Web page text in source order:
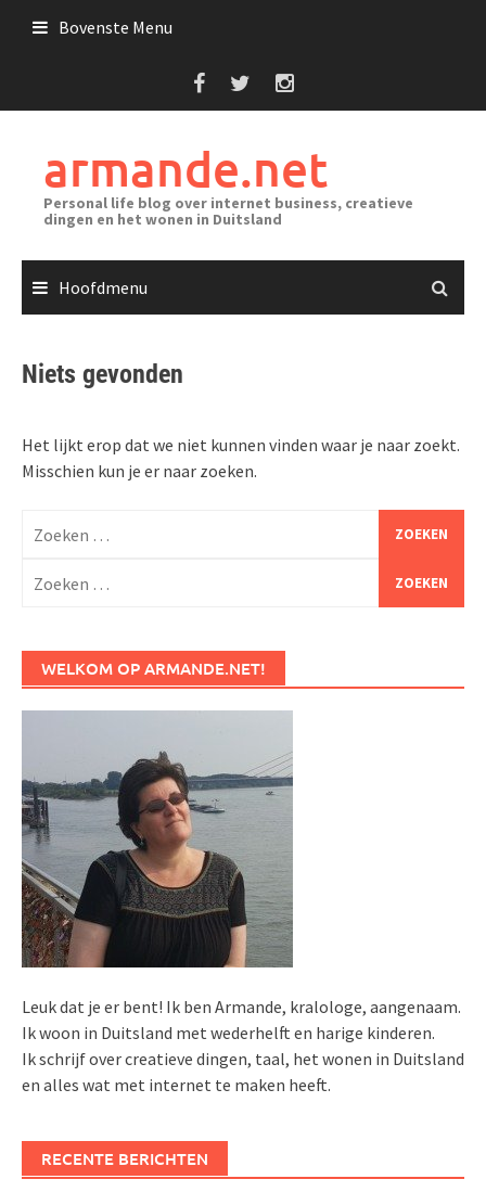
Bovenste Menu
armande.net
Personal life blog over internet business, creatieve
dingen en het wonen in Duitsland
Hoofdmenu
Niets gevonden
Het lijkt erop dat we niet kunnen vinden waar je naar zoekt.
Misschien kun je er naar zoeken.
naar:
naar:
WELKOM OP ARMANDE.NET!
Leuk dat je er bent! Ik ben Armande, kralologe, aangenaam.
Ik woon in Duitsland met wederhelft en harige kinderen.
Ik schrijf over creatieve dingen, taal, het wonen in Duitsland
en alles wat met internet te maken heeft.
RECENTE BERICHTEN